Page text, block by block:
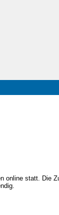
online statt. Die